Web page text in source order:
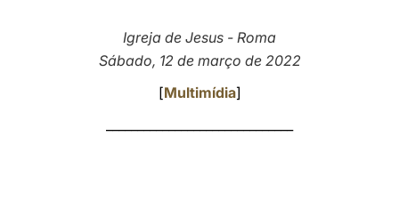
Igreja de Jesus - Roma
Sábado, 12 de março de 2022
[Multimídia]